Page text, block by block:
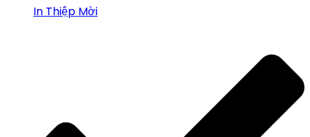
In Thiệp Mời